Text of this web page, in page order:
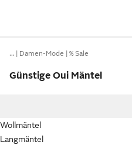
… Damen-Mode % Sale
Günstige Oui Mäntel
Wollmäntel
Langmäntel